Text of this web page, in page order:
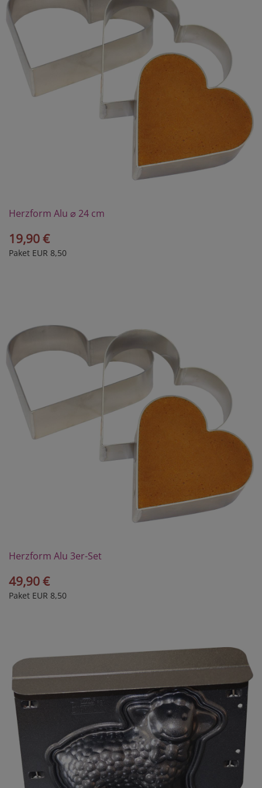
Herzform Alu ⌀ 24 cm
19,90 €
Paket EUR 8,50
Herzform Alu 3er-Set
49,90 €
Paket EUR 8,50